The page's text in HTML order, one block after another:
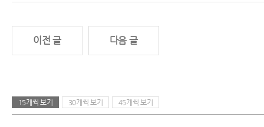
이전 글 다음 글
15개씩 보기 30개씩 보기 45개씩 보기